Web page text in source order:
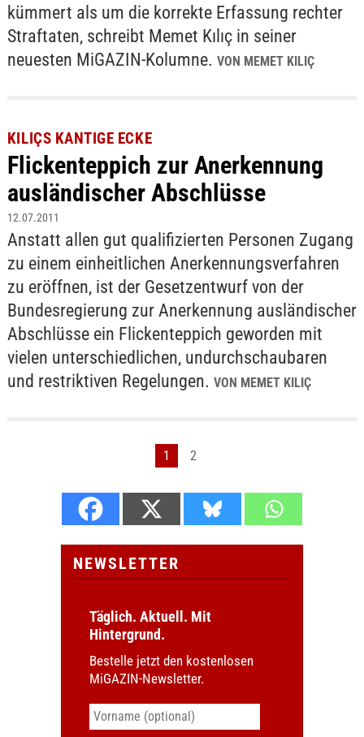
kümmert als um die korrekte Erfassung rechter
Straftaten, schreibt Memet Kılıç in seiner
neuesten MiGAZIN-Kolumne. VON MEMET KILIÇ
KILIÇS KANTIGE ECKE
Flickenteppich zur Anerkennung
ausländischer Abschlüsse
12.07.2011
Anstatt allen gut qualifizierten Personen Zugang
zu einem einheitlichen Anerkennungsverfahren
zu eröffnen, ist der Gesetzentwurf von der
Bundesregierung zur Anerkennung ausländischer
Abschlüsse ein Flickenteppich geworden mit
vielen unterschiedlichen, undurchschaubaren
und restriktiven Regelungen. VON MEMET KILIÇ
1 2
NEWSLETTER
Täglich. Aktuell. Mit
Hintergrund.
Bestelle jetzt den kostenlosen
MiGAZIN-Newsletter.